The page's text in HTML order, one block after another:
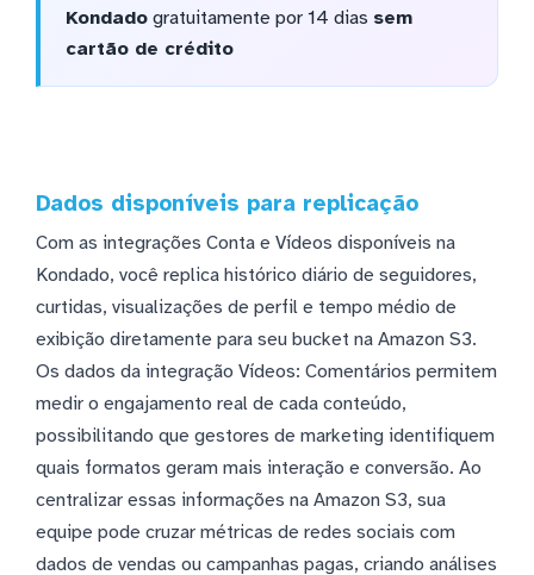
Kondadogratuitamente por 14 dias sem
cartão de crédito
Dados disponíveis para replicação
Com as integrações Conta e Vídeos disponíveis na
Kondado, você replica histórico diário de seguidores,
curtidas, visualizações de perfil e tempo médio de
exibição diretamente para seu bucket na Amazon S3.
Os dados da integração Vídeos: Comentários permitem
medir o engajamento real de cada conteúdo,
possibilitando que gestores de marketing identifiquem
quais formatos geram mais interação e conversão. Ao
centralizar essas informações na Amazon S3, sua
equipe pode cruzar métricas de redes sociais com
dados de vendas ou campanhas pagas, criando análises